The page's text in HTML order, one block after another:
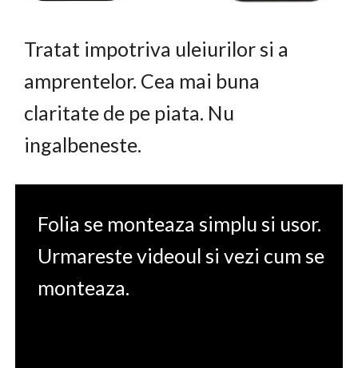
Tratat impotriva uleiurilor si a
amprentelor. Cea mai buna
claritate de pe piata. Nu
ingalbeneste.
Folia se monteaza simplu si usor.
Urmareste videoul si vezi cum se
monteaza.